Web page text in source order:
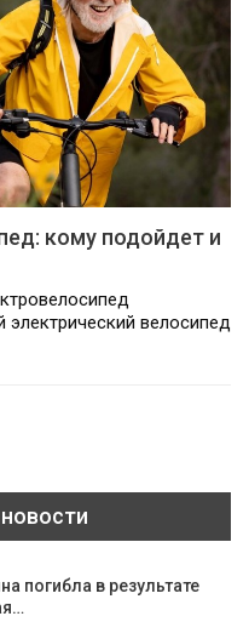
кому подойдет и
велосипед
погибла в результате